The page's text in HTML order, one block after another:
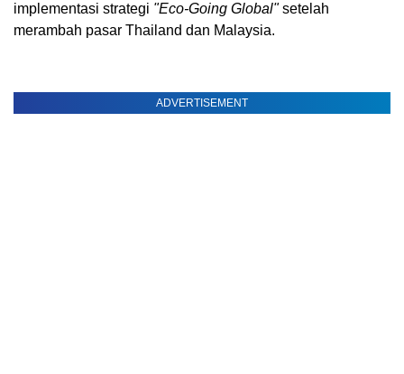
implementasi strategi "Eco-Going Global"setelah
merambah pasar Thailand dan Malaysia.
ADVERTISEMENT